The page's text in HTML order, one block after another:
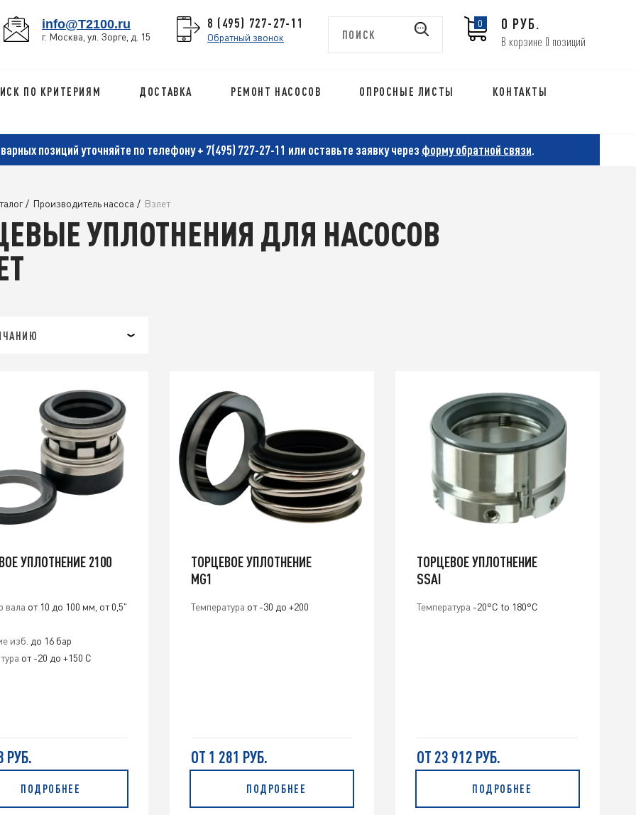
info@T2100.ru
г. Москва, ул. Зорге, д. 15
8 (495) 727-27-11
Обратный звонок
0 0 РУБ.
В корзине 0 позиций
ПО КРИТЕРИЯМ ДОСТАВКА РЕМОНТ НАСОСОВ ОПРОСНЫЕ ЛИСТЫ КОНТАКТЫ
позиций уточняйте по телефону+ 7(495) 727-27-11 или оставьте заявку через форму обратной связи.
/ Производитель насоса / Взлет
УПЛОТНЕНИЯ ДЛЯ НАСОСОВ
УПЛОТНЕНИЕ 2100
вала от 10 до 100 мм, от 0,5"
изб. до 16 бар
от -20 до +150 С
РУБ.
ПОДРОБНЕЕ
ТОРЦЕВОЕ УПЛОТНЕНИЕ
MG1
Температура от -30 до +200
ОТ 1 281 РУБ.
ПОДРОБНЕЕ
ТОРЦЕВОЕ УПЛОТНЕНИЕ
SSAI
Температура -20°C to 180°C
ОТ 23 912 РУБ.
ПОДРОБНЕЕ